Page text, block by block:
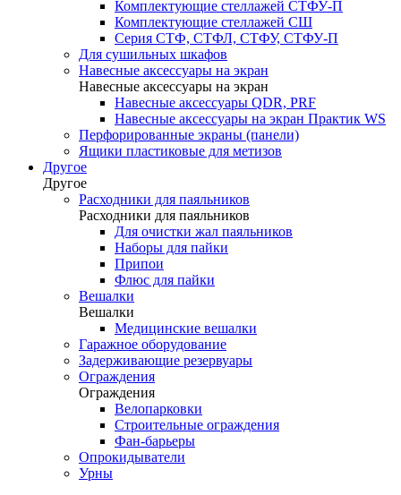
Комплектующие стеллажей СТФУ-П
Комплектующие стеллажей СШ
Серия СТФ, СТФЛ, СТФУ, СТФУ-П
Для сушильных шкафов
Навесные аксессуары на экран
Навесные аксессуары на экран
Навесные аксессуары QDR, PRF
Навесные аксессуары на экран Практик WS
Перфорированные экраны (панели)
Ящики пластиковые для метизов
Другое
Другое
Расходники для паяльников
Расходники для паяльников
Для очистки жал паяльников
Наборы для пайки
Припои
Флюс для пайки
Вешалки
Вешалки
Медицинские вешалки
Гаражное оборудование
Задерживающие резервуары
Ограждения
Ограждения
Велопарковки
Строительные ограждения
Фан-барьеры
Опрокидыватели
Урны